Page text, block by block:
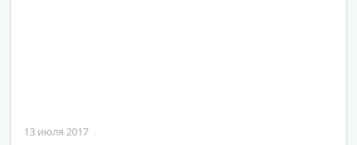
13 июля 2017